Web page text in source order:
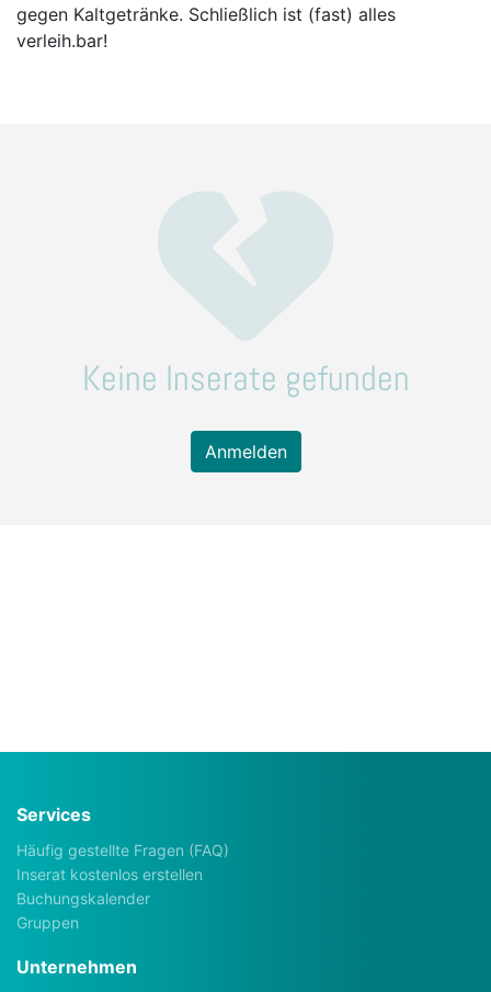
gegen Kaltgetränke. Schließlich ist (fast) alles
verleih.bar!
Keine Inserate gefunden
Anmelden
Services
Häufig gestellte Fragen (FAQ)
Inserat kostenlos erstellen
Buchungskalender
Gruppen
Unternehmen